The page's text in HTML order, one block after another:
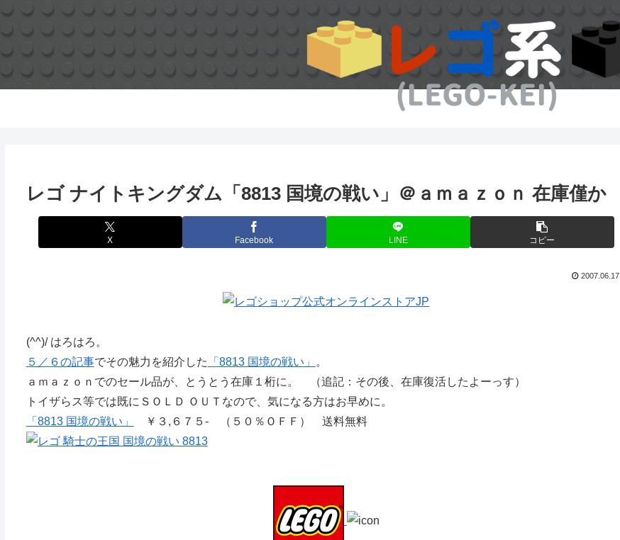
レゴ ナイトキングダム「8813 国境の戦い」＠ａｍａｚｏｎ 在庫僅か
X Facebook LINE コピー
2007.06.17
(^^)/ はろはろ。
５／６の記事でその魅力を紹介した 「8813 国境の戦い」
。
ａｍａｚｏｎでのセール品が、とうとう在庫１桁に。 （追記：その後、在庫復活したよーっす）
トイザらス等では既にＳＯＬＤ ＯＵＴなので、気になる方はお早めに。
「8813 国境の戦い」
￥３,６７５- （５０％ＯＦＦ） 送料無料